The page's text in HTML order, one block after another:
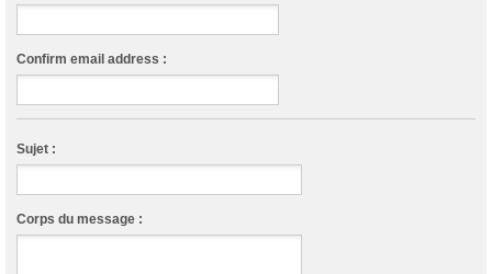
Confirm email address :
Sujet :
Corps du message :